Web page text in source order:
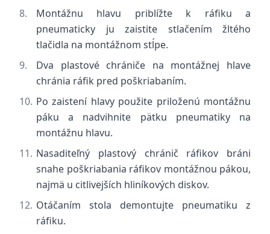
Montážnu hlavu priblížte k ráfiku a
pneumaticky ju zaistite stlačením žltého
tlačidla na montážnom stĺpe.
Dva plastové chrániče na montážnej hlave
chránia ráfik pred poškriabaním.
Po zaistení hlavy použite priloženú montážnu
páku a nadvihnite pätku pneumatiky na
montážnu hlavu.
Nasaditeľný plastový chránič ráfikov bráni
snahe poškriabania ráfikov montážnou pákou,
najmä u citlivejších hliníkových diskov.
Otáčaním stola demontujte pneumatiku z
ráfiku.